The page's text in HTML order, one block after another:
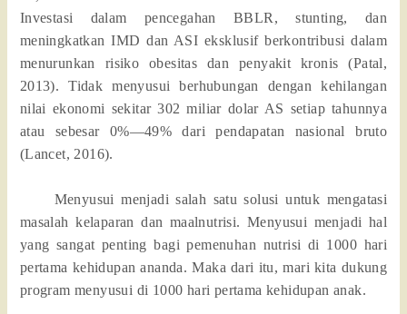
Investasi dalam pencegahan BBLR, stunting, dan
meningkatkan IMD dan ASI eksklusif berkontribusi dalam
menurunkan risiko obesitas dan penyakit kronis (Patal,
2013). Tidak menyusui berhubungan dengan kehilangan
nilai ekonomi sekitar 302 miliar dolar AS setiap tahunnya
atau sebesar 0%—49% dari pendapatan nasional bruto
(Lancet, 2016).
Menyusui menjadi salah satu solusi untuk mengatasi
masalah kelaparan dan maalnutrisi. Menyusui menjadi hal
yang sangat penting bagi pemenuhan nutrisi di 1000 hari
pertama kehidupan ananda. Maka dari itu, mari kita dukung
program menyusui di 1000 hari pertama kehidupan anak.